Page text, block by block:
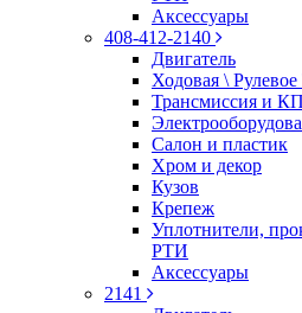
Аксессуары
408-412-2140
Двигатель
Ходовая \
Трансмиссия и
Салон и пластик
Хром и декор
Кузов
Крепеж
Уплотнители,
РТИ
Аксессуары
2141